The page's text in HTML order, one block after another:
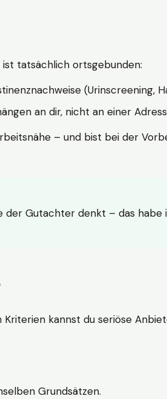
tatsächlich ortsgebunden:
(Urinscreening,
an dir, nicht an einer
– und bist bei der
Gutachter denkt – das habe
kannst du seriöse
Grundsätzen.